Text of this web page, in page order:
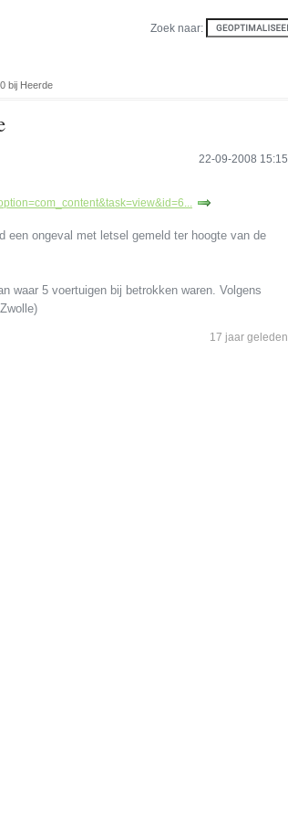
Zoek naar:
bij Heerde
22-09-2008 15:15
een ongeval met letsel gemeld ter hoogte van de
waar 5 voertuigen bij betrokken waren. Volgens
17 jaar geleden